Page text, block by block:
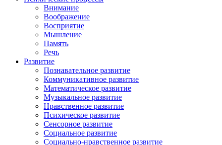
Внимание
Воображение
Восприятие
Мышление
Память
Речь
Развитие
Познавательное развитие
Коммуникативное развитие
Математическое развитие
Музыкальное развитие
Нравственное развитие
Психическое развитие
Сенсорное развитие
Социальное развитие
Социально-нравственное развитие